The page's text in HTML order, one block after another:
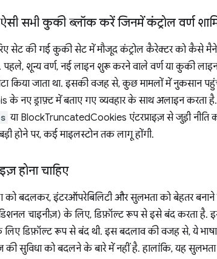
सभी कुकी ब्लॉक करें जिनमें कंट्रोल वर्ण
सेट की गई कुकी सेट में मौजूद कंट्रोल कैरेक्टर को कैसे मैनेज
पहले, शून्य वर्ण, नई लाइन शुरू करने वाले वर्ण या कुकी
किया जाता था. इसकी वजह से, कुछ मामलों में नुकसान
के नए ड्राफ़्ट में बताए गए व्यवहार के साथ अलाइन करता
या BlockTruncatedCookies एंटरप्राइज़ से जुड़ी
होने पर, कई माइलस्टोन तक लागू होंगी.
होना चाहिए
को बदलकर, इंटरऑपरेबिलिटी और सुलभता को बेहतर
चाइनीज़) के लिए, डिफ़ॉल्ट रूप से इसे बंद करता है.
डिफ़ॉल्ट रूप से बंद थी. इस बदलाव की वजह से, ये
सुविधा को बदलने के बारे में नहीं है. हालांकि, यह